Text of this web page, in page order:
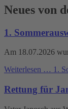
Neues von
1.
Am 18.07.2026
Weiterlesen … 1.
Rettung für